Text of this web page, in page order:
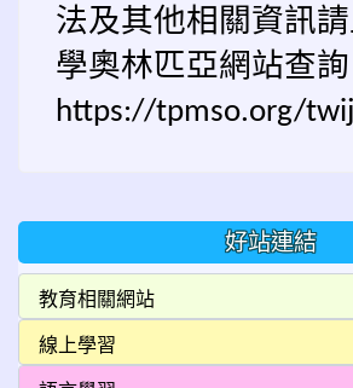
法及其他相關資訊
學奧林匹亞網站查詢
https://tpmso.org/
好站連結